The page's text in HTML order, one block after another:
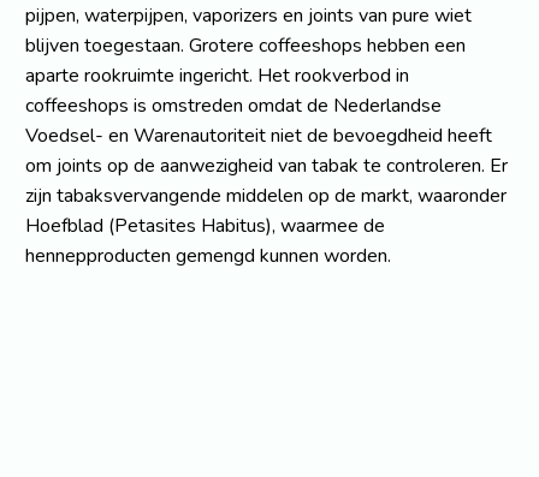
pijpen, waterpijpen, vaporizers en joints van pure wiet
blijven toegestaan. Grotere coffeeshops hebben een
aparte rookruimte ingericht. Het rookverbod in
coffeeshops is omstreden omdat de Nederlandse
Voedsel- en Warenautoriteit niet de bevoegdheid heeft
om joints op de aanwezigheid van tabak te controleren. Er
zijn tabaksvervangende middelen op de markt, waaronder
Hoefblad (Petasites Habitus), waarmee de
hennepproducten gemengd kunnen worden.